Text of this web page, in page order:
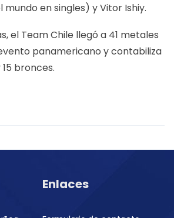
en singles) y Vitor Ishiy.
el Team Chile llegó a 41 metales
panamericano y contabiliza
bronces.
Enlaces